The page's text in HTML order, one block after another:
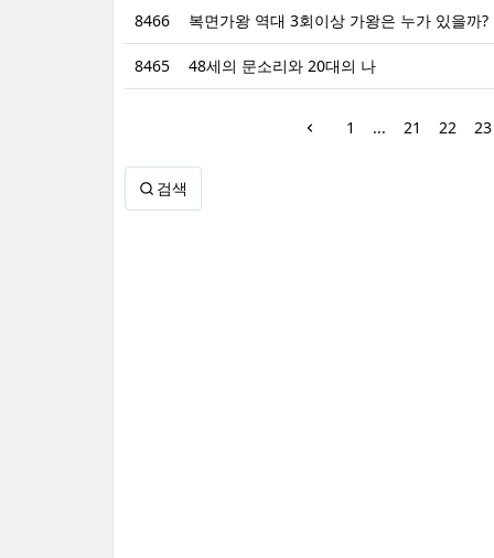
8466 복면가왕 역대 3회이상 가왕은 누가 있을까?
8465 48세의 문소리와 20대의 나
1 ... 21 22 23
검색